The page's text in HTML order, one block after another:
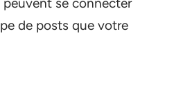
se connecter
de posts que votre